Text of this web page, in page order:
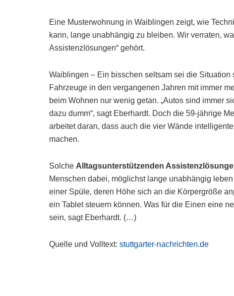
Eine Musterwohnung in Waiblingen zeigt, wie
kann, lange unabhängig zu bleiben. Wir verraten,
Assistenzlösungen“ gehört.
Waiblingen – Ein bisschen seltsam sei die Situation
Fahrzeuge in den vergangenen Jahren mit immer
beim Wohnen nur wenig getan. „Autos sind immer
dazu dumm“, sagt Eberhardt. Doch die 59-jährige
arbeitet daran, dass auch die vier Wände
machen.
Solche Alltagsunterstützenden
Menschen dabei, möglichst lange unabhängig
einer Spüle, deren Höhe sich an die Körpergröße
ein Tablet steuern können. Was für die Einen eine
sein, sagt Eberhardt. (…)
Quelle und Volltext:stuttgarter-nachrichten.de